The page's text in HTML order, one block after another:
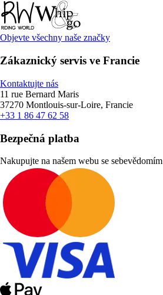
Objevte všechny naše značky
Zákaznický servis ve Francie
Kontaktujte nás
11 rue Bernard Maris
37270 Montlouis-sur-Loire, Francie
+33 1 86 47 62 58
Bezpečná platba
Nakupujte na našem webu se sebevědomím